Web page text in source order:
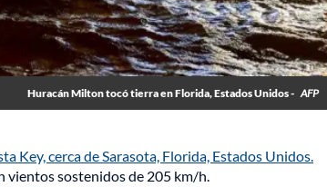
Huracán Milton tocó tierra en Florida, Estados Unidos - AFP
Key, cerca de Sarasota, Florida, Estados Unidos.
vientos sostenidos de 205 km/h.